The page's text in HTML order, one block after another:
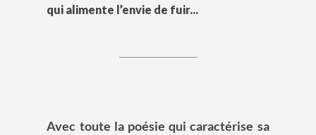
qui alimente l’envie de fuir...
Avec toute la poésie qui caractérise sa